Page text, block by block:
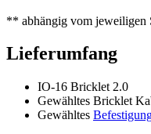
** abhängig vom jeweiligen
Lieferumfang
IO-16 Bricklet 2.0
Gewähltes Bricklet
Gewähltes